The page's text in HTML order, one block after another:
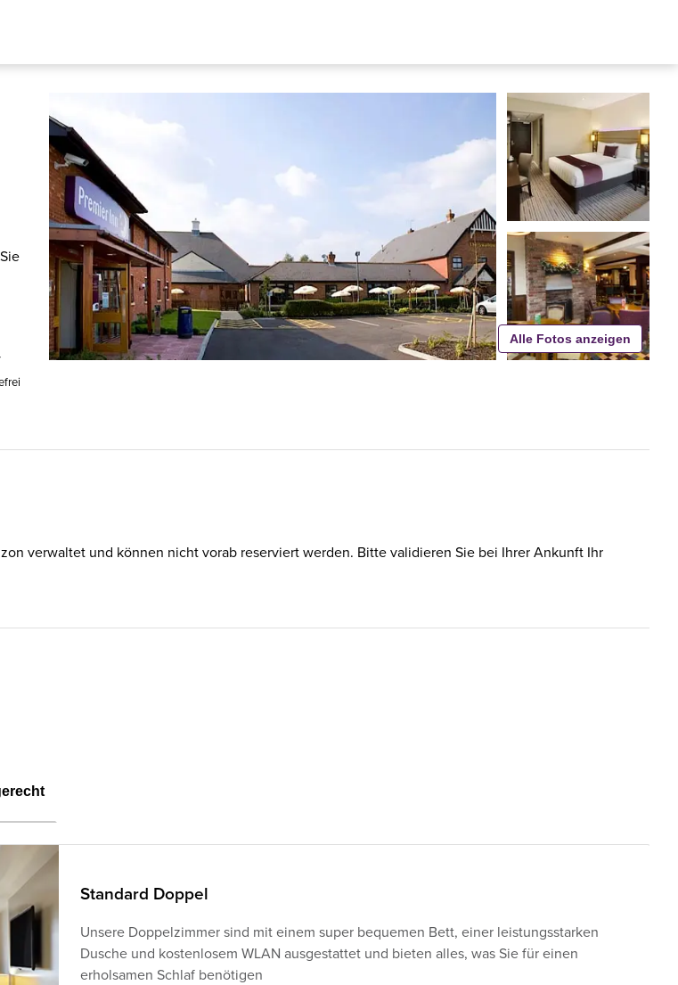
Alle Fotos anzeigen
verwaltet und können nicht vorab reserviert werden. Bitte validieren Sie bei Ihrer Ankunft Ihr
Standard Doppel
Unsere Doppelzimmer sind mit einem super bequemen Bett, einer leistungsstarken
Dusche und kostenlosem WLAN ausgestattet und bieten alles, was Sie für einen
erholsamen Schlaf benötigen